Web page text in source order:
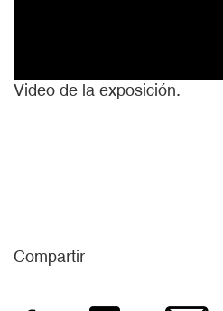
Video de la exposición.
Compartir